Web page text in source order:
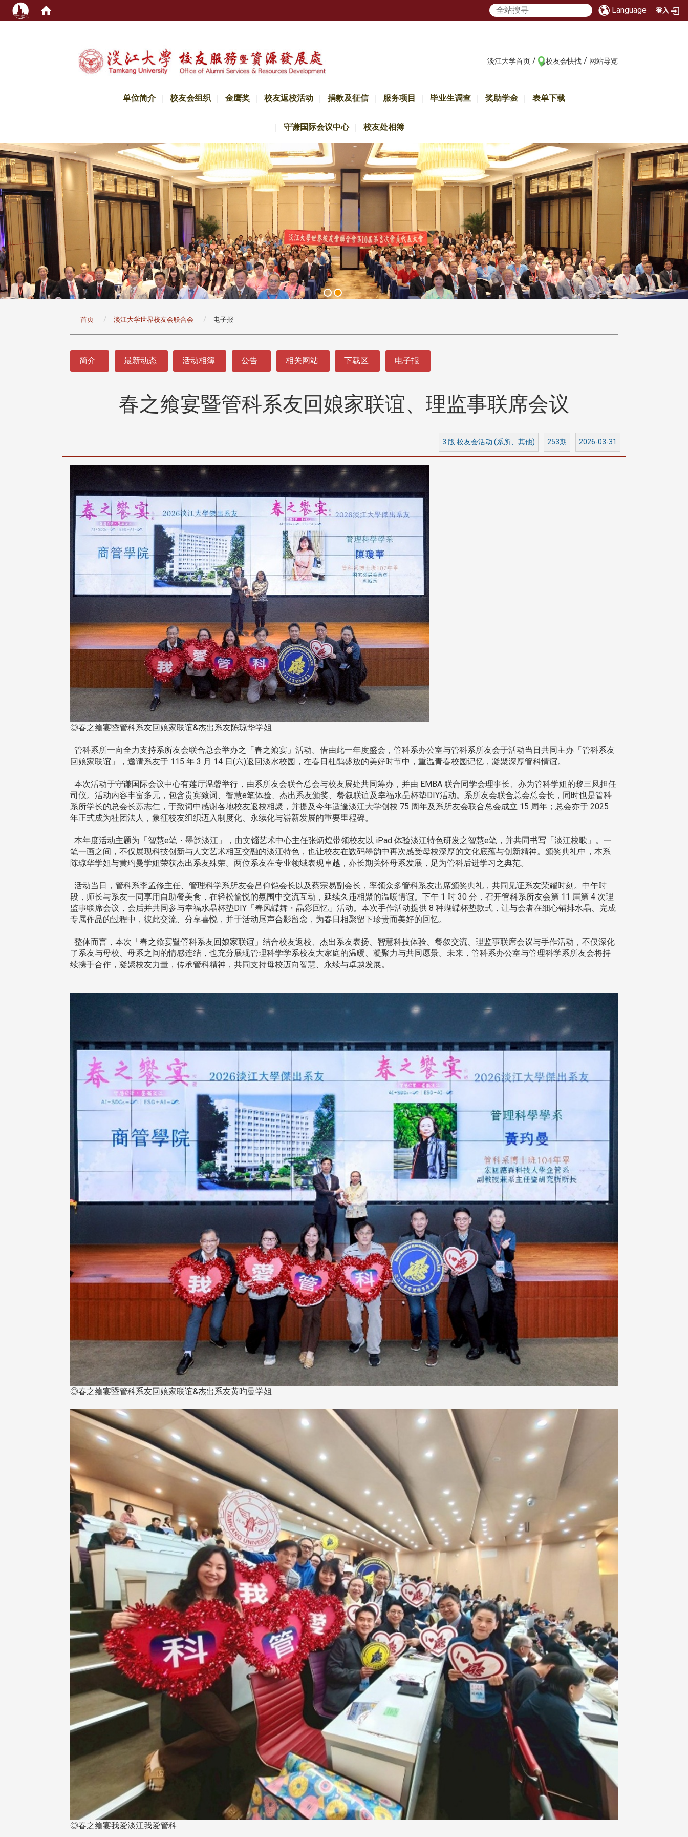
Language 登入
淡江大学首页 / 校友会快找 / 网站导览
单位简介 校友会组织 金鹰奖 校友返校活动 捐款及征信 服务项目 毕业生调查 奖助学金 表单下载
守谦国际会议中心 校友处相簿
首页 淡江大学世界校友会联合会 电子报
简介 最新动态 活动相簿 公告 相关网站 下载区 电子报
春之飨宴暨管科系友回娘家联谊、理监事联席会议
3 版 校友会活动 (系所、其他) 253期 2026-03-31
◎春之飨宴暨管科系友回娘家联谊&杰出系友陈琼华学姐
管科系所一向全力支持系所友会联合总会举办之「春之飨宴」活动。借由此一年度盛会，管科系办公室与管科系所友会于活动当日共同主办「管科系友
回娘家联谊」，邀请系友于 115 年 3 月 14 日(六)返回淡水校园，在春日杜鹃盛放的美好时节中，重温青春校园记忆，凝聚深厚管科情谊。
本次活动于守谦国际会议中心有莲厅温馨举行，由系所友会联合总会与校友展处共同筹办，并由 EMBA 联合同学会理事长、亦为管科学姐的黎三凤担任
司仪。活动内容丰富多元，包含贵宾致词、智慧e笔体验、杰出系友颁奖、餐叙联谊及幸福水晶杯垫DIY活动。系所友会联合总会总会长，同时也是管科
系所学长的总会长苏志仁，于致词中感谢各地校友返校相聚，并提及今年适逢淡江大学创校 75 周年及系所友会联合总会成立 15 周年；总会亦于 2025
年正式成为社团法人，象征校友组织迈入制度化、永续化与崭新发展的重要里程碑。
本年度活动主题为「智慧e笔・墨韵淡江」，由文锱艺术中心主任张炳煌带领校友以 iPad 体验淡江特色研发之智慧e笔，并共同书写「淡江校歌」。一
笔一画之间，不仅展现科技创新与人文艺术相互交融的淡江特色，也让校友在数码墨韵中再次感受母校深厚的文化底蕴与创新精神。颁奖典礼中，本系
陈琼华学姐与黄玓曼学姐荣获杰出系友殊荣。两位系友在专业领域表现卓越，亦长期关怀母系发展，足为管科后进学习之典范。
活动当日，管科系李孟修主任、管理科学系所友会吕仰铠会长以及蔡宗易副会长，率领众多管科系友出席颁奖典礼，共同见证系友荣耀时刻。中午时
段，师长与系友一同享用自助餐美食，在轻松愉悦的氛围中交流互动，延续久违相聚的温暖情谊。下午 1 时 30 分，召开管科系所友会第 11 届第 4 次理
监事联席会议，会后并共同参与幸福水晶杯垫DIY「春风蝶舞・晶彩回忆」活动。本次手作活动提供 8 种蝴蝶杯垫款式，让与会者在细心铺排水晶、完成
专属作品的过程中，彼此交流、分享喜悦，并于活动尾声合影留念，为春日相聚留下珍贵而美好的回忆。
整体而言，本次「春之飨宴暨管科系友回娘家联谊」结合校友返校、杰出系友表扬、智慧科技体验、餐叙交流、理监事联席会议与手作活动，不仅深化
了系友与母校、母系之间的情感连结，也充分展现管理科学学系校友大家庭的温暖、凝聚力与共同愿景。未来，管科系办公室与管理科学系所友会将持
续携手合作，凝聚校友力量，传承管科精神，共同支持母校迈向智慧、永续与卓越发展。
◎春之飨宴暨管科系友回娘家联谊&杰出系友黄旳曼学姐
◎春之飨宴我爱淡江我爱管科